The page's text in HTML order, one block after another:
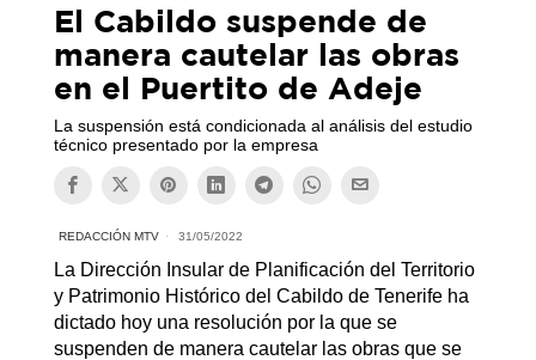
El Cabildo suspende de
manera cautelar las obras
en el Puertito de Adeje
La suspensión está condicionada al análisis del estudio
técnico presentado por la empresa
REDACCIÓN MTV 31/05/2022
La Dirección Insular de Planificación del Territorio
y Patrimonio Histórico del Cabildo de Tenerife ha
dictado hoy una resolución por la que se
suspenden de manera cautelar las obras que se